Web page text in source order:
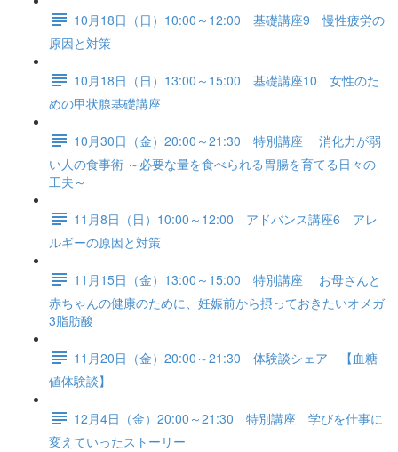
10月18日（日）10:00～12:00 基礎講座9 慢性疲労の
原因と対策
10月18日（日）13:00～15:00 基礎講座10 女性のた
めの甲状腺基礎講座
10月30日（金）20:00～21:30 特別講座 消化力が弱
い人の食事術 ～必要な量を食べられる胃腸を育てる日々の
工夫～
11月8日（日）10:00～12:00 アドバンス講座6 アレ
ルギーの原因と対策
11月15日（金）13:00～15:00 特別講座 お母さんと
赤ちゃんの健康のために、妊娠前から摂っておきたいオメガ
3脂肪酸
11月20日（金）20:00～21:30 体験談シェア 【血糖
値体験談】
12月4日（金）20:00～21:30 特別講座 学びを仕事に
変えていったストーリー